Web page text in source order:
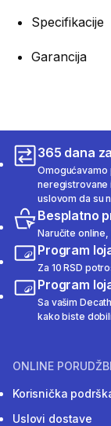
Specifikacije
Garancija
365 dana
Omogućavamo
neregistrovane
uslovom da su
Besplatno
Naručite
Program
Za 10 RSD
Program
Sa vašim
kako biste
ONLINE
Korisnička
Uslovi dostave